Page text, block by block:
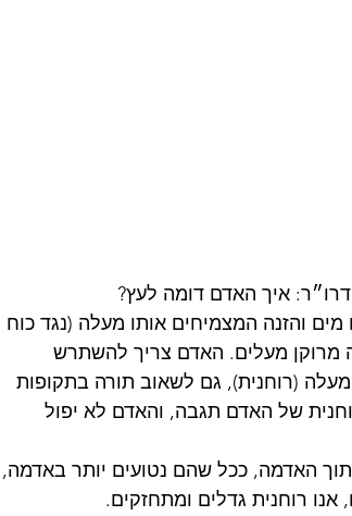
איך האדם דומה לעץ?
והזנה המצמיחים אותו מעלה (נגד כוח
מרוקן מעלים. האדם צריך להשתרש
(רוחנית), גם לשאוב תורה בתקופות
של האדם תגבה, והאדם לא יפול
האדמה, ככל שהם נטועים יותר באדמה,
אנו רוחנית גדלים ומתחזקים.